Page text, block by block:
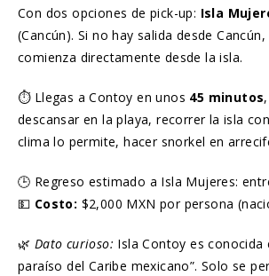
Con dos opciones de pick-up: Isla
(Cancún). Si no hay salida desde
comienza directamente desde la isla.
⏱️ Llegas a Contoy en unos 45 minutos
descansar en la playa, recorrer la isla
clima lo permite, hacer snorkel en
🕒 Regreso estimado a Isla Mujeres:
💵 Costo: $2,000 MXN por persona
🌿 Dato curioso: Isla Contoy es conocida
paraíso del Caribe mexicano”. Solo se